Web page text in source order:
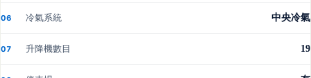
06 冷氣系統 中央冷氣
07 升降機數目 19